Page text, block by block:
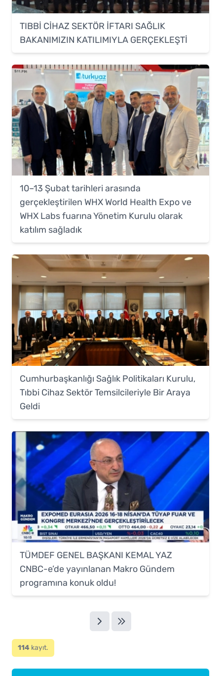
TIBBİ CİHAZ SEKTÖR İFTARI SAĞLIK
BAKANIMIZIN KATILIMIYLA GERÇEKLEŞTİ
10–13 Şubat tarihleri arasında
gerçekleştirilen WHX World Health Expo ve
WHX Labs fuarına Yönetim Kurulu olarak
katılım sağladık
Cumhurbaşkanlığı Sağlık Politikaları Kurulu,
Tıbbi Cihaz Sektör Temsilcileriyle Bir Araya
Geldi
TÜMDEF GENEL BAŞKANI KEMAL YAZ
CNBC-e’de yayınlanan Makro Gündem
programına konuk oldu!
114 kayıt.